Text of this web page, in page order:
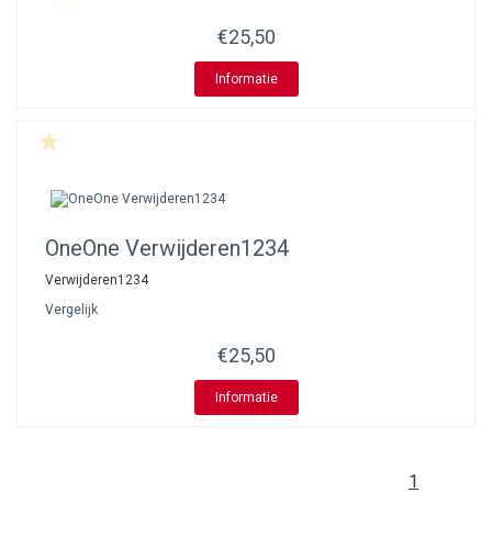
€25,50
Informatie
OneOne Verwijderen1234
Verwijderen1234
Vergelijk
€25,50
Informatie
1